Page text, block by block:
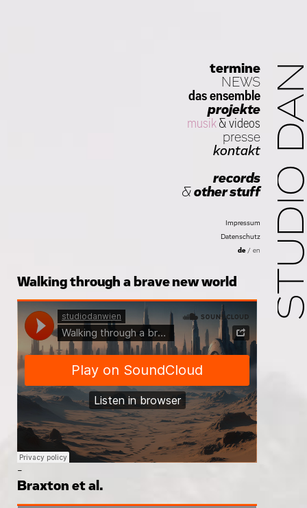
termine
NEWS
das ensemble
projekte
musik& videos
presse
kontakt
records
& other stuff
Impressum
Datenschutz
de/ en
Walking through a brave new world
-
Braxton et al.